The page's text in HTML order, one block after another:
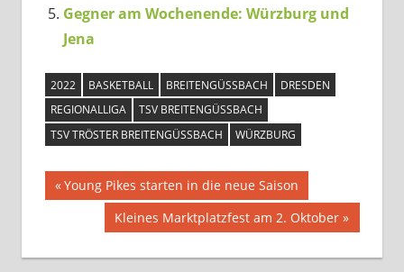
Gegner am Wochenende: Würzburg und
Jena
2022 BASKETBALL BREITENGÜSSBACH
DRESDEN
REGIONALLIGA
TSV BREITENGÜSSBACH
TSV TRÖSTER BREITENGÜSSBACH
WÜRZBURG
Beitragsnavigation
Vorheriger
Beitrag:
Young Pikes starten in die neue Saison
Nächster
Beitrag:
Kleines Marktplatzfest am 2. Oktober